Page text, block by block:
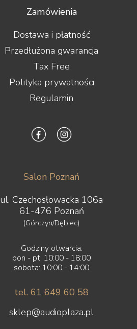
Zamówienia
Dostawa i płatność
Przedłużona gwarancja
Tax Free
Polityka prywatności
Regulamin
Salon Poznań
ul. Czechosłowacka 106a
61-476 Poznań
(Górczyn/Dębiec)
Godziny otwarcia:
pon - pt: 10:00 - 18:00
sobota: 10:00 - 14:00
tel. 61 649 60 58
sklep@audioplaza.pl